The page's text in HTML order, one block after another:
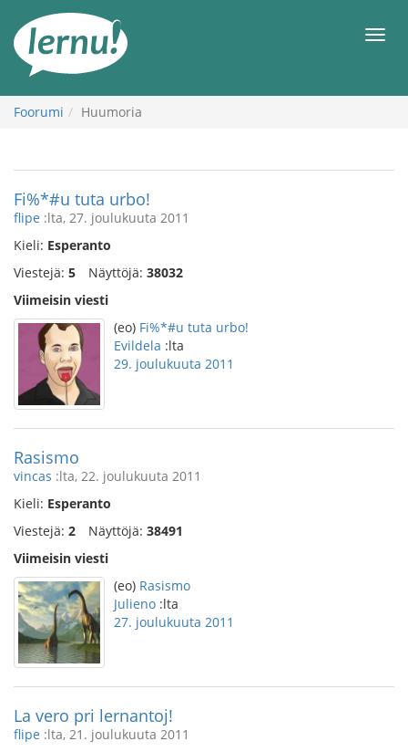
sisältöön
Foorumi Huumoria
Fi%*#u tuta urbo!
flipe :lta, 27. joulukuuta 2011
Kieli: Esperanto
Viestejä: 5 Näyttöjä: 38032
Viimeisin viesti
(eo) Fi%*#u tuta urbo!
Evildela :lta
29. joulukuuta 2011
Rasismo
vincas :lta, 22. joulukuuta 2011
Kieli: Esperanto
Viestejä: 2 Näyttöjä: 38491
Viimeisin viesti
(eo) Rasismo
Julieno :lta
27. joulukuuta 2011
La vero pri lernantoj!
flipe :lta, 21. joulukuuta 2011